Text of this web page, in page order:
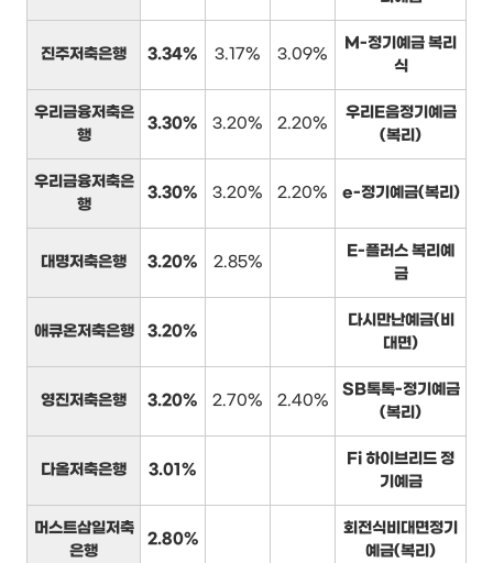
진주저축은행 3.34% 3.17% 3.09%
M-정기예금 복리
식
우리금융저축은
행
3.30% 3.20% 2.20%
우리E음정기예금
(복리)
우리금융저축은
행
3.30% 3.20% 2.20% e-정기예금(복리)
대명저축은행 3.20% 2.85%
E-플러스 복리예
금
애큐온저축은행 3.20%
다시만난예금(비
대면)
영진저축은행 3.20% 2.70% 2.40%
SB톡톡-정기예금
(복리)
다올저축은행 3.01%
Fi 하이브리드 정
기예금
머스트삼일저축
은행
2.80%
회전식비대면정기
예금(복리)